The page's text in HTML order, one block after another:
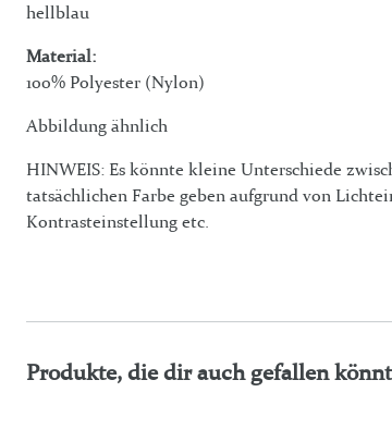
hellblau
Material:
100% Polyester (Nylon)
Abbildung ähnlich
HINWEIS: Es könnte kleine Unterschiede
tatsächlichen Farbe geben aufgrund von
Kontrasteinstellung etc.
Produkte, die dir auch gefallen